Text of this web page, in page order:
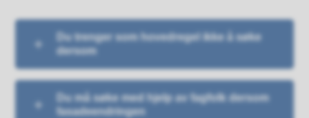
Du trenger som hovedregel ikke å søke
dersom
Du må søke med hjelp av fagfolk dersom
fasadeendringen